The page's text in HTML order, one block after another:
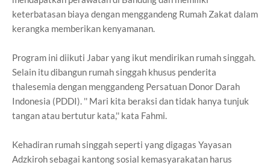
keterbatasan biaya dengan menggandeng Rumah Zakat dalam
kerangka memberikan kenyamanan.
Program ini diikuti Jabar yang ikut mendirikan rumah singgah.
Selain itu dibangun rumah singgah khusus penderita
thalesemia dengan menggandeng Persatuan Donor Darah
Indonesia (PDDI). '' Mari kita beraksi dan tidak hanya tunjuk
tangan atau bertutur kata,'' kata Fahmi.
Kehadiran rumah singgah seperti yang digagas Yayasan
Adzkiroh sebagai kantong sosial kemasyarakatan harus